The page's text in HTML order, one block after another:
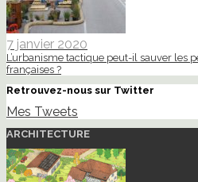
7 janvier 2020
L’urbanisme tactique peut-il sauver les
françaises ?
Retrouvez-nous sur Twitter
Mes Tweets
ARCHITECTURE